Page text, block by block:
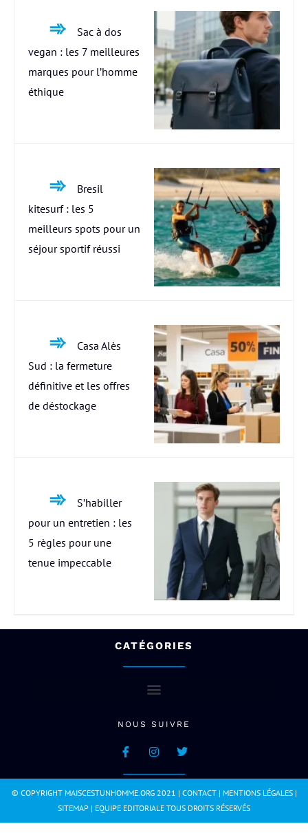
Sac à dos
vegan : les 7 meilleures
marques pour l’homme
éthique
Bresil
kitesurf : les 5
meilleurs spots pour un
séjour sportif réussi
Casa Alès
Sud : la fermeture
définitive et les offres
de déstockage
S’habiller
pour un entretien : les
5 règles pour une
tenue impeccable
CATÉGORIES
NOUS SUIVRE
© COPYRIGHT MAISCESTUNHOMME.ORG 2021 | CONTACT| MENTIONS LÉGALES|
SITEMAP | EQUIPE EDITORIALE TOUS DROITS RÉSERVÉS